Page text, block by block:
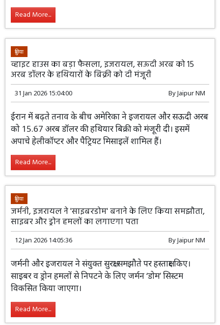
Read More...
दुनिया
व्हाइट हाउस का बड़ा फैसला, इजरायल, सऊदी अरब को 15
अरब डॉलर के हथियारों के बिक्री को दी मंजूरी
31 Jan 2026 15:04:00 ByJaipur NM
ईरान में बढ़ते तनाव के बीच अमेरिका ने इजरायल और सऊदी अरब
को 15.67 अरब डॉलर की हथियार बिक्री को मंजूरी दी। इसमें
अपाचे हेलीकॉप्टर और पैट्रियट मिसाइलें शामिल हैं।
Read More...
दुनिया
जर्मनी, इजरायल ने 'साइबरडोम' बनाने के लिए किया समझौता,
साइबर और ड्रोन हमलों का लगाएगा पता
12 Jan 2026 14:05:36 ByJaipur NM
जर्मनी और इजरायल ने संयुक्त सुरक्षा समझौते पर
हस्ताक्षर किए। साइबर व ड्रोन हमलों से निपटने के
लिए जर्मन ‘डोम’ सिस्टम विकसित किया जाएगा।
Read More...